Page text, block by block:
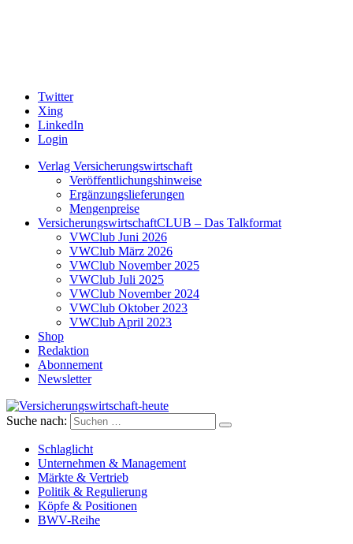
Twitter
Xing
LinkedIn
Login
Verlag Versicherungswirtschaft
Veröffentlichungshinweise
Ergänzungslieferungen
Mengenpreise
VersicherungswirtschaftCLUB – Das Talkformat
VWClub Juni 2026
VWClub März 2026
VWClub November 2025
VWClub Juli 2025
VWClub November 2024
VWClub Oktober 2023
VWClub April 2023
Shop
Redaktion
Abonnement
Newsletter
Versicherungswirtschaft-heute
Suche nach:
Schlaglicht
Unternehmen & Management
Märkte & Vertrieb
Politik & Regulierung
Köpfe & Positionen
BWV-Reihe